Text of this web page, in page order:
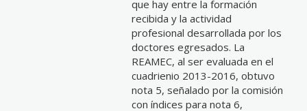
que hay entre la formación
recibida y la actividad
profesional desarrollada por los
doctores egresados. La
REAMEC, al ser evaluada en el
cuadrienio 2013-2016, obtuvo
nota 5, señalado por la comisión
con índices para nota 6,